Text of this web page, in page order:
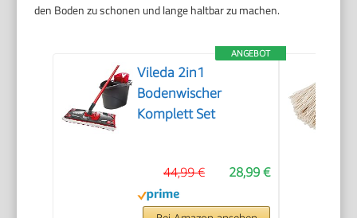
den Boden zu schonen und lange haltbar zu machen.
ANGEBOT
Vileda 2in1
Bodenwischer
Komplett Set
28,99 €
44,99 €